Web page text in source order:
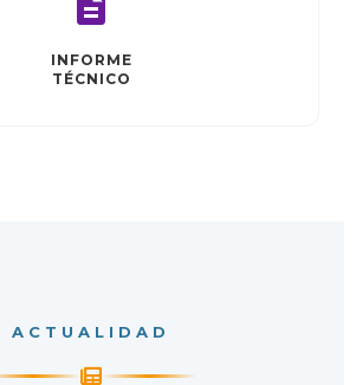
INFORME
TÉCNICO
ACTUALIDAD